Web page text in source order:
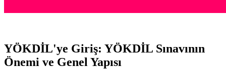
YÖKDİL'ye Giriş: YÖKDİL Sınavının
Önemi ve Genel Yapısı